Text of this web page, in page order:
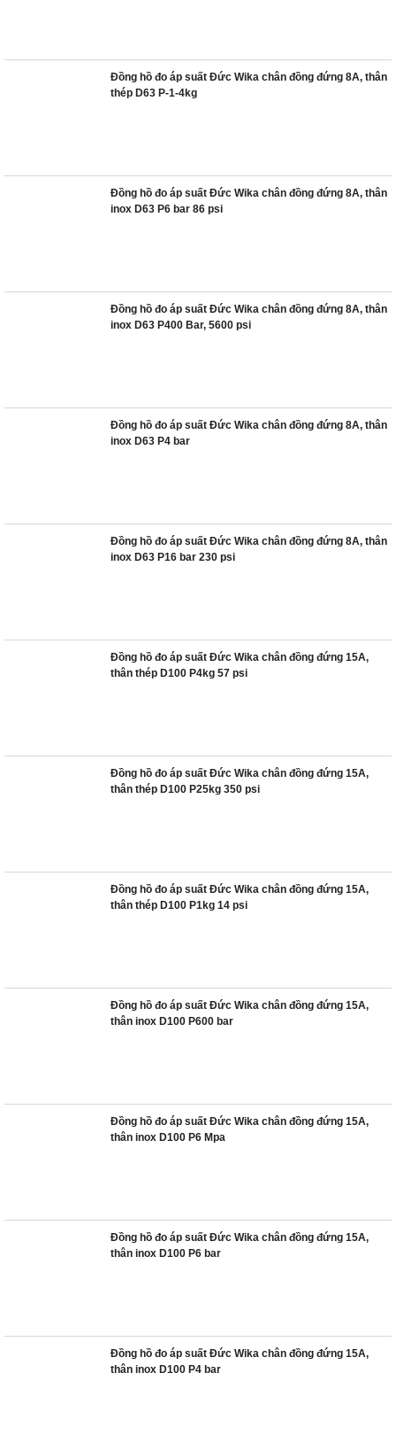
Đồng hồ đo áp suất Đức Wika chân đồng đứng 8A, thân
thép D63 P-1-4kg
Đồng hồ đo áp suất Đức Wika chân đồng đứng 8A, thân
inox D63 P6 bar 86 psi
Đồng hồ đo áp suất Đức Wika chân đồng đứng 8A, thân
inox D63 P400 Bar, 5600 psi
Đồng hồ đo áp suất Đức Wika chân đồng đứng 8A, thân
inox D63 P4 bar
Đồng hồ đo áp suất Đức Wika chân đồng đứng 8A, thân
inox D63 P16 bar 230 psi
Đồng hồ đo áp suất Đức Wika chân đồng đứng 15A,
thân thép D100 P4kg 57 psi
Đồng hồ đo áp suất Đức Wika chân đồng đứng 15A,
thân thép D100 P25kg 350 psi
Đồng hồ đo áp suất Đức Wika chân đồng đứng 15A,
thân thép D100 P1kg 14 psi
Đồng hồ đo áp suất Đức Wika chân đồng đứng 15A,
thân inox D100 P600 bar
Đồng hồ đo áp suất Đức Wika chân đồng đứng 15A,
thân inox D100 P6 Mpa
Đồng hồ đo áp suất Đức Wika chân đồng đứng 15A,
thân inox D100 P6 bar
Đồng hồ đo áp suất Đức Wika chân đồng đứng 15A,
thân inox D100 P4 bar